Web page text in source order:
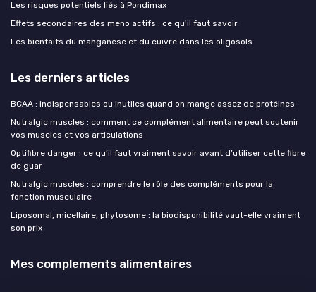
Les risques potentiels liés à Pondimax
Effets secondaires des meno actifs : ce qu'il faut savoir
Les bienfaits du manganèse et du cuivre dans les oligosols
Les derniers articles
BCAA : indispensables ou inutiles quand on mange assez de protéines
Nutralgic muscles : comment ce complément alimentaire peut soutenir
vos muscles et vos articulations
Optifibre danger : ce qu’il faut vraiment savoir avant d’utiliser cette fibre
de guar
Nutralgic muscles : comprendre le rôle des compléments pour la
fonction musculaire
Liposomal, micellaire, phytosome : la biodisponibilité vaut-elle vraiment
son prix
Mes complements alimentaires